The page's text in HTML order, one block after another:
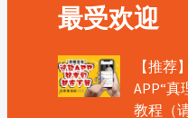
最受欢迎
【推荐
APP“真
教程（